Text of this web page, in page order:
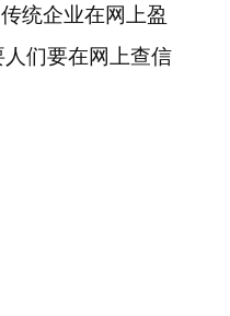
统企业在网上盈
们要在网上查信